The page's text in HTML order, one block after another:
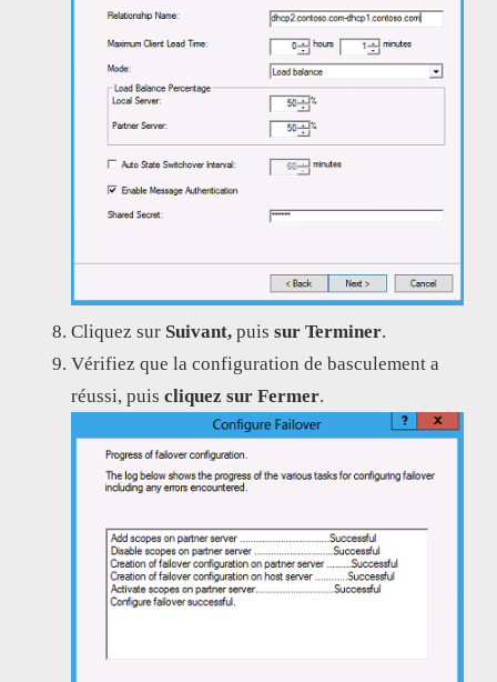
Cliquez sur Suivant, puis sur Terminer.
Vérifiez que la configuration de basculement a
réussi, puis cliquez sur Fermer.